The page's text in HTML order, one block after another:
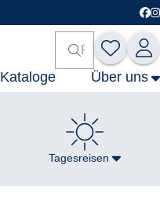
Kataloge Über uns
Tagesreisen